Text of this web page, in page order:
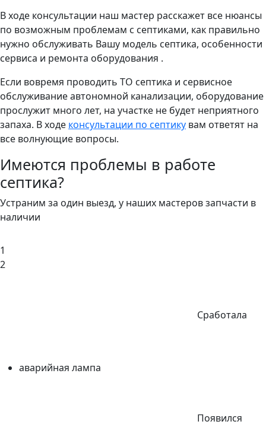
В ходе консультации наш мастер расскажет все нюансы
по возможным проблемам с септиками, как правильно
нужно обслуживать Вашу модель септика, особенности
сервиса и ремонта оборудования .
Если вовремя проводить ТО септика и сервисное
обслуживание автономной канализации, оборудование
прослужит много лет, на участке не будет неприятного
запаха. В ходе консультации по септику вам ответят на
все волнующие вопросы.
Имеются проблемы в работе
септика?
Устраним за один выезд, у наших мастеров запчасти в
наличии
1
2
Сработала
аварийная лампа
Появился